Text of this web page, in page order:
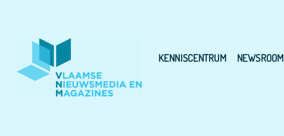
KENNISCENTRUM NEWSROOM